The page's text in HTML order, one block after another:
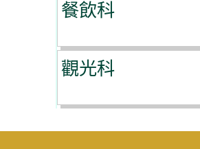
餐飲科
觀光科